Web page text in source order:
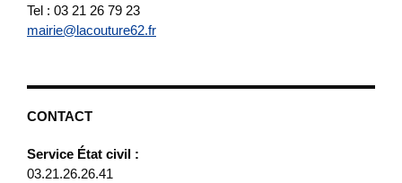
Tel : 03 21 26 79 23
mairie@lacouture62.fr
CONTACT
Service État civil :
03.21.26.26.41